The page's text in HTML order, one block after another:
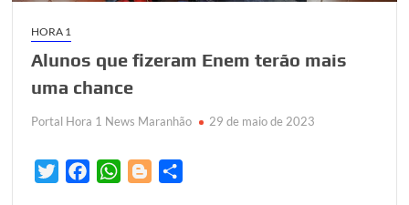
HORA 1
Alunos que fizeram Enem terão mais
uma chance
Portal Hora 1 News Maranhão 29 de maio de 2023
W